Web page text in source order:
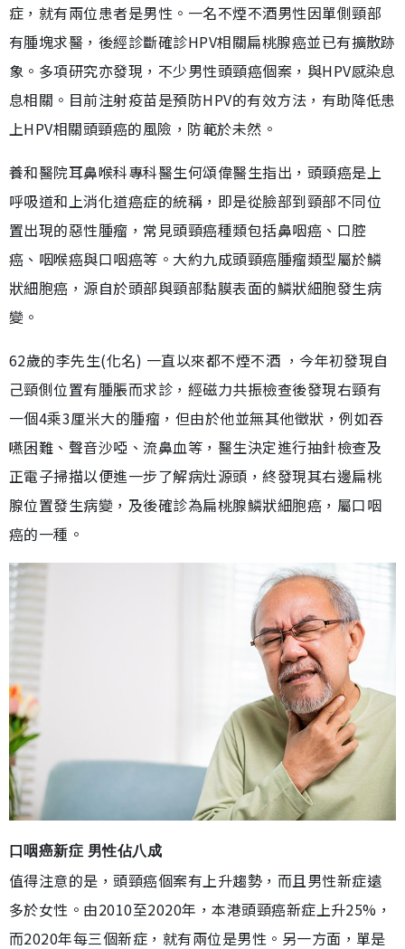
症，就有兩位患者是男性。一名不煙不酒男性因單側頸部
有腫塊求醫，後經診斷確診HPV相關扁桃腺癌並已有擴散跡
象。多項研究亦發現，不少男性頭頸癌個案，與HPV感染息
息相關。目前注射疫苗是預防HPV的有效方法，有助降低患
上HPV相關頭頸癌的風險，防範於未然。
養和醫院耳鼻喉科專科醫生何頌偉醫生指出，頭頸癌是上
呼吸道和上消化道癌症的統稱，即是從臉部到頸部不同位
置出現的惡性腫瘤，常見頭頸癌種類包括鼻咽癌、口腔
癌、咽喉癌與口咽癌等。大約九成頭頸癌腫瘤類型屬於鱗
狀細胞癌，源自於頭部與頸部黏膜表面的鱗狀細胞發生病
變。
62歲的李先生(化名) 一直以來都不煙不酒 ，今年初發現自
己頸側位置有腫脹而求診，經磁力共振檢查後發現右頸有
一個4乘3厘米大的腫瘤，但由於他並無其他徵狀，例如吞
嚥困難、聲音沙啞、流鼻血等，醫生決定進行抽針檢查及
正電子掃描以便進一步了解病灶源頭，終發現其右邊扁桃
腺位置發生病變，及後確診為扁桃腺鱗狀細胞癌，屬口咽
癌的一種。
口咽癌新症 男性佔八成
值得注意的是，頭頸癌個案有上升趨勢，而且男性新症遠
多於女性。由2010至2020年，本港頭頸癌新症上升25%，
而2020年每三個新症，就有兩位是男性。另一方面，單是